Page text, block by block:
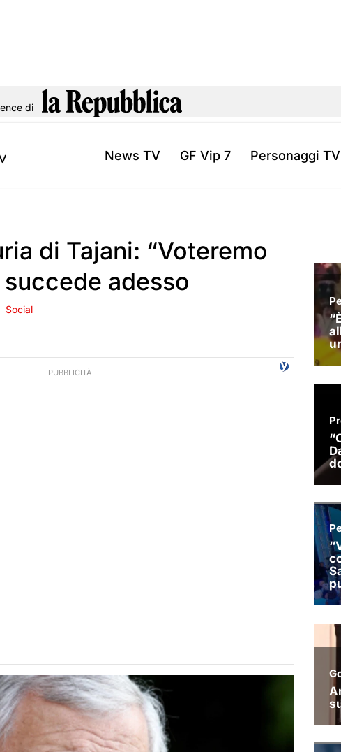
di
News TV GF Vip 7 Personaggi TV
di Tajani: “Voteremo
adesso
Social